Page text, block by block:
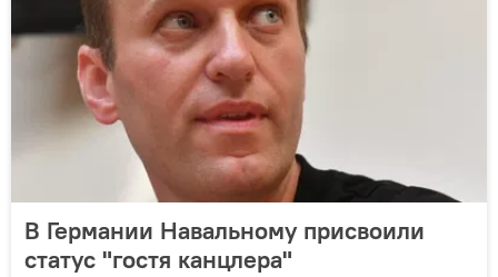
В Германии Навальному присвоили
статус "гостя канцлера"